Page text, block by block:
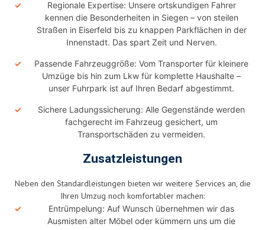
Regionale Expertise: Unsere ortskundigen Fahrer
kennen die Besonderheiten in Siegen – von steilen
Straßen in Eiserfeld bis zu knappen Parkflächen in der
Innenstadt. Das spart Zeit und Nerven.
Passende Fahrzeuggröße: Vom Transporter für kleinere
Umzüge bis hin zum Lkw für komplette Haushalte –
unser Fuhrpark ist auf Ihren Bedarf abgestimmt.
Sichere Ladungssicherung: Alle Gegenstände werden
fachgerecht im Fahrzeug gesichert, um
Transportschäden zu vermeiden.
Zusatzleistungen
Neben den Standardleistungen bieten wir weitere Services an, die
Ihren Umzug noch komfortabler machen:
Entrümpelung: Auf Wunsch übernehmen wir das
Ausmisten alter Möbel oder kümmern uns um die